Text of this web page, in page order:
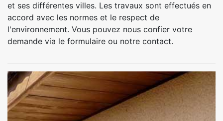
et ses différentes villes. Les travaux sont effectués en
accord avec les normes et le respect de
l'environnement. Vous pouvez nous confier votre
demande via le formulaire ou notre contact.